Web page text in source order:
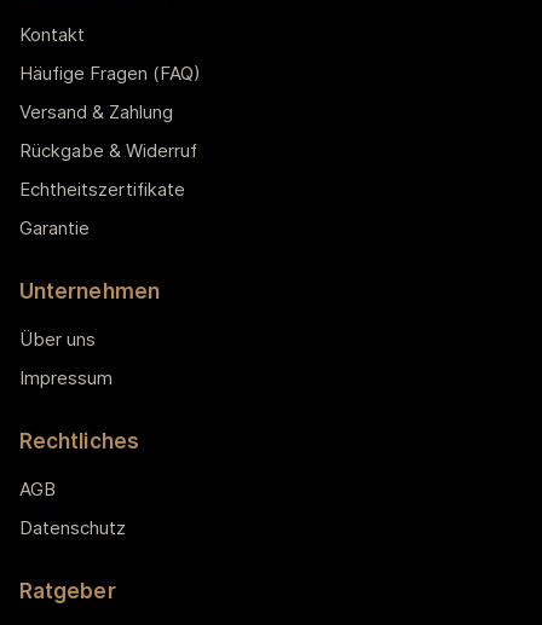
Kontakt
Häufige Fragen (FAQ)
Versand & Zahlung
Rückgabe & Widerruf
Echtheitszertifikate
Garantie
Unternehmen
Über uns
Impressum
Rechtliches
AGB
Datenschutz
Ratgeber